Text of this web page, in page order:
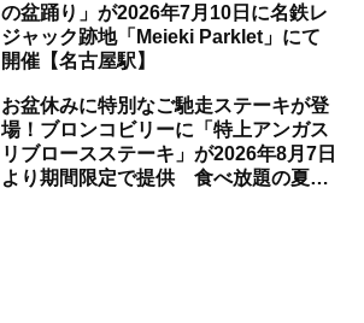
の盆踊り」が2026年7月10日に名鉄レ
ジャック跡地「Meieki Parklet」にて
開催【名古屋駅】
お盆休みに特別なご馳走ステーキが登
場！ブロンコビリーに「特上アンガス
リブロースステーキ」が2026年8月7日
より期間限定で提供 食べ放題の夏ブ